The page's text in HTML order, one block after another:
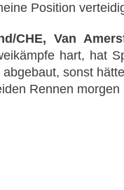
Position
CHE, Van
hart, hat
sonst
Rennen